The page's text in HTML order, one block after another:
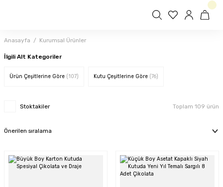
Anasayfa Kurumsal Ürünler
İlgili Alt Kategoriler
Ürün Çeşitlerine Göre (107) Kutu Çeşitlerine Göre (76)
Stoktakiler Toplam 109 ürün